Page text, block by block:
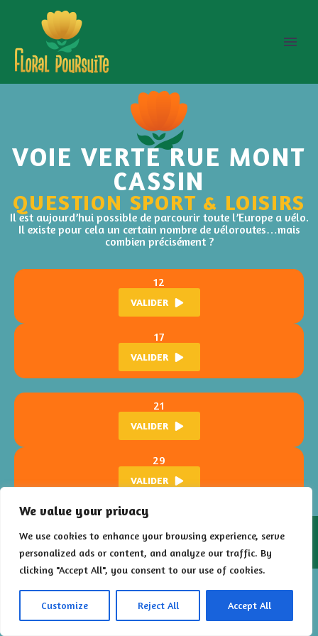
We value your privacy
We use cookies to enhance your browsing experience, serve
personalized ads or content, and analyze our traffic. By
clicking "Accept All", you consent to our use of cookies.
Customize Reject All Accept All
VOIE VERTE RUE MONT
CASSIN
QUESTION SPORT & LOISIRS
Il est aujourd’hui possible de parcourir toute l’Europe a vélo.
Il existe pour cela un certain nombre de véloroutes…mais
combien précisément ?
12
VALIDER
17
VALIDER
21
VALIDER
29
VALIDER
2026 – Floral Poursuite est un jeu développé parLes Francs
Limierspour laVille de Montigny-lès-Metz